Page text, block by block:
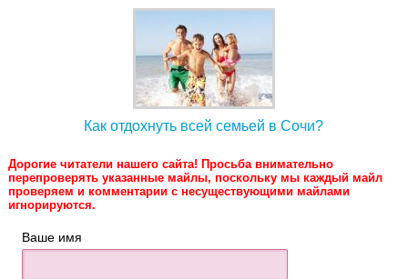
Как отдохнуть всей семьей в Сочи?
Дорогие читатели нашего сайта! Просьба внимательно
перепроверять указанные майлы, поскольку мы каждый майл
проверяем и комментарии с несуществующими майлами
игнорируются.
Ваше имя